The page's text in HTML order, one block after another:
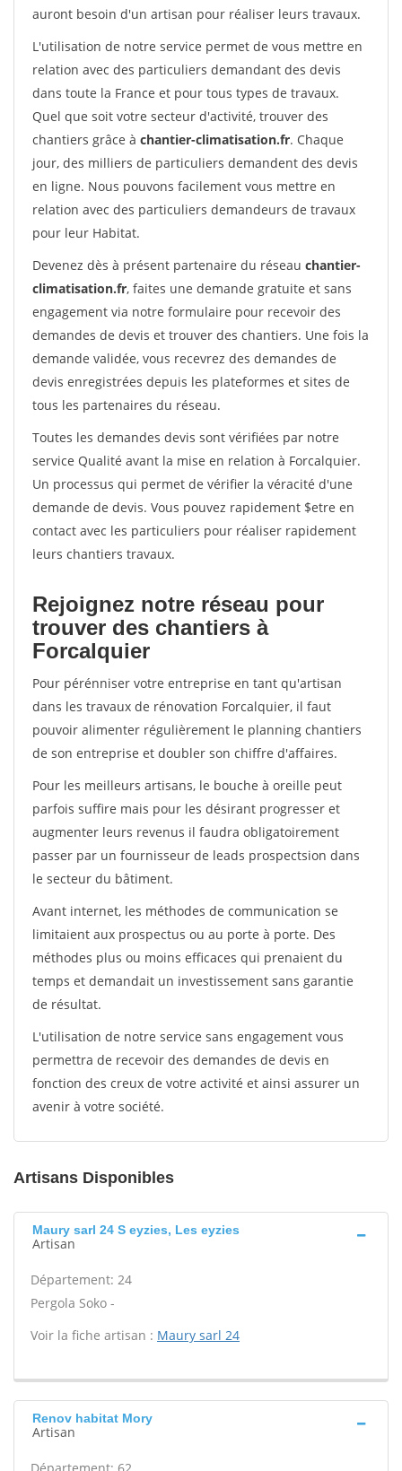
auront besoin d'un artisan pour réaliser leurs travaux.
L'utilisation de notre service permet de vous mettre en
relation avec des particuliers demandant des devis
dans toute la France et pour tous types de travaux.
Quel que soit votre secteur d'activité, trouver des
chantiers grâce à chantier-climatisation.fr. Chaque
jour, des milliers de particuliers demandent des devis
en ligne. Nous pouvons facilement vous mettre en
relation avec des particuliers demandeurs de travaux
pour leur Habitat.
Devenez dès à présent partenaire du réseau chantier-
climatisation.fr, faites une demande gratuite et sans
engagement via notre formulaire pour recevoir des
demandes de devis et trouver des chantiers. Une fois la
demande validée, vous recevrez des demandes de
devis enregistrées depuis les plateformes et sites de
tous les partenaires du réseau.
Toutes les demandes devis sont vérifiées par notre
service Qualité avant la mise en relation à Forcalquier.
Un processus qui permet de vérifier la véracité d'une
demande de devis. Vous pouvez rapidement $etre en
contact avec les particuliers pour réaliser rapidement
leurs chantiers travaux.
Rejoignez notre réseau pour
trouver des chantiers à
Forcalquier
Pour pérénniser votre entreprise en tant qu'artisan
dans les travaux de rénovation Forcalquier, il faut
pouvoir alimenter régulièrement le planning chantiers
de son entreprise et doubler son chiffre d'affaires.
Pour les meilleurs artisans, le bouche à oreille peut
parfois suffire mais pour les désirant progresser et
augmenter leurs revenus il faudra obligatoirement
passer par un fournisseur de leads prospectsion dans
le secteur du bâtiment.
Avant internet, les méthodes de communication se
limitaient aux prospectus ou au porte à porte. Des
méthodes plus ou moins efficaces qui prenaient du
temps et demandait un investissement sans garantie
de résultat.
L'utilisation de notre service sans engagement vous
permettra de recevoir des demandes de devis en
fonction des creux de votre activité et ainsi assurer un
avenir à votre société.
Artisans Disponibles
Maury sarl 24 S eyzies, Les eyzies
Artisan
Département: 24
Pergola Soko -
Voir la fiche artisan : Maury sarl 24
Renov habitat Mory
Artisan